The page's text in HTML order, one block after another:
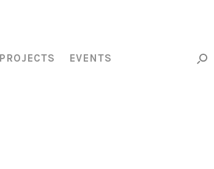
PROJECTS EVENTS